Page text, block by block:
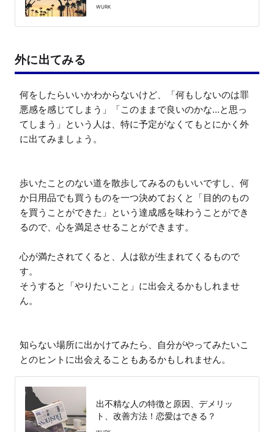
WURK
外に出てみる
何をしたらいいかわからないけど、「何もしないのは罪
悪感を感じてしまう」「このままで良いのかな…と思っ
てしまう」という人は、特に予定がなくてもとにかく外
に出てみましょう。
歩いたことのない道を散歩してみるのもいいですし、何
か日用品でも買うものを一つ決めておくと「目的のもの
を買うことができた」という達成感を味わうことができ
るので、心を満足させることができます。
心が満たされてくると、人は欲が生まれてくるもので
す。
そうすると「やりたいこと」に出会えるかもしれませ
ん。
知らない場所に出かけてみたら、自分がやってみたいこ
とのヒントに出会えることもあるかもしれません。
出不精な人の特徴と原因、デメリッ
ト、改善方法！恋愛はできる？